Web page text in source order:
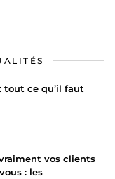
tout ce qu’il faut
vos clients
: les